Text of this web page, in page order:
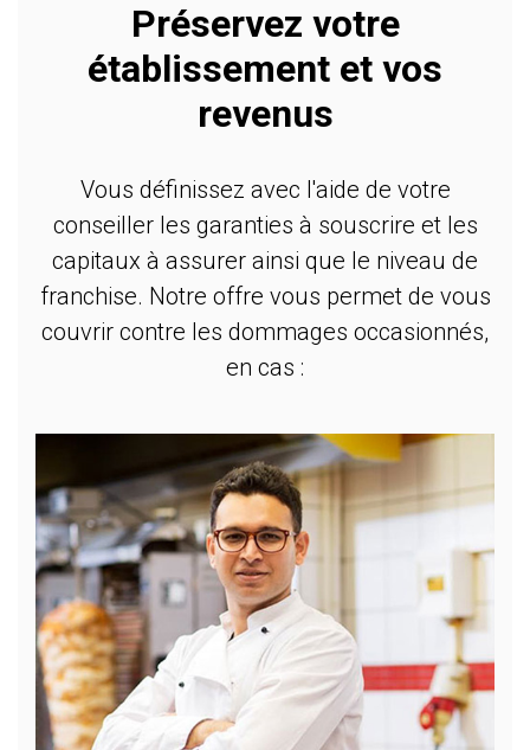
Préservez votre
établissement et vos
revenus
Vous définissez avec l'aide de votre
conseiller les garanties à souscrire et les
capitaux à assurer ainsi que le niveau de
franchise. Notre offre vous permet de vous
couvrir contre les dommages occasionnés,
en cas :